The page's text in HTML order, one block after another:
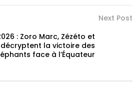
Next Post
: Zoro Marc, Zézéto et
la victoire des
face à l’Équateur